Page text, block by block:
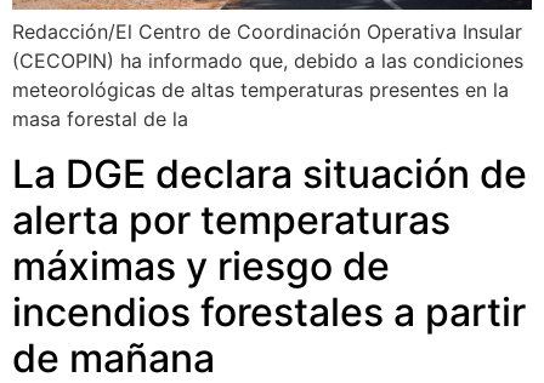
Redacción/El Centro de Coordinación Operativa Insular
(CECOPIN) ha informado que, debido a las condiciones
meteorológicas de altas temperaturas presentes en la
masa forestal de la
La DGE declara situación de
alerta por temperaturas
máximas y riesgo de
incendios forestales a partir
de mañana